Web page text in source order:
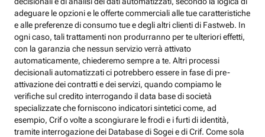
adeguare le opzioni e le offerte commerciali alle tue caratteristiche
e alle preferenze di consumo tue e degli altri clienti di Fastweb. In
ogni caso, tali trattamenti non produrranno per te ulteriori effetti,
con la garanzia che nessun servizio verrà attivato
automaticamente, chiederemo sempre a te. Altri processi
decisionali automatizzati ci potrebbero essere in fase di pre-
attivazione dei contratti e dei servizi, quando compiamo le
verifiche sul credito interrogando il data base di società
specializzate che forniscono indicatori sintetici come, ad
esempio, Crif o volte a scongiurare le frodi e i furti di identità,
tramite interrogazione dei Database di Sogei e di Crif. Come sola